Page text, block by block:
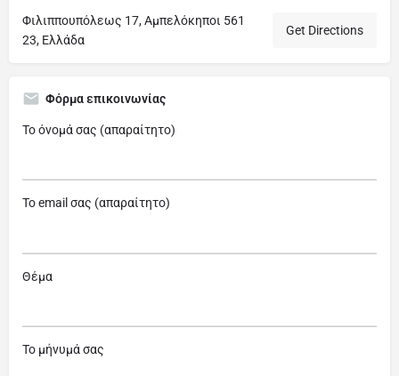
Φιλιππουπόλεως 17, Αμπελόκηποι 561
23, Ελλάδα
Get Directions
Φόρμα επικοινωνίας
Το όνομά σας (απαραίτητο)
Το email σας (απαραίτητο)
Θέμα
Το μήνυμά σας